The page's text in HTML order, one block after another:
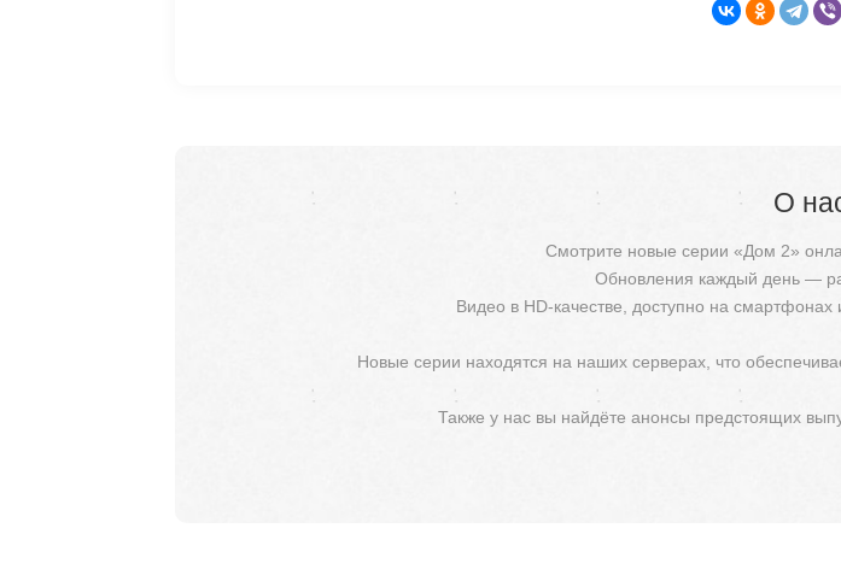
О
Смотрите новые серии «Дом 2»
Обновления каждый день —
Видео в HD-качестве, доступно на
Новые серии находятся на наших серверах, что
Также у нас вы найдёте анонсы предстоящих